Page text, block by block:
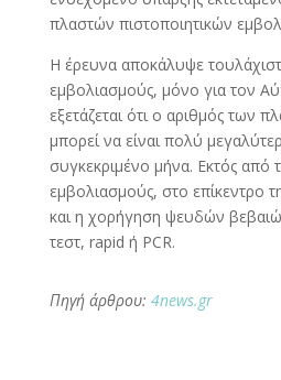
πλαστών πιστοποιητικών
Η έρευνα αποκάλυψε
εμβολιασμούς, μόνο για τον
εξετάζεται ότι ο αριθμός των
μπορεί να είναι πολύ
συγκεκριμένο μήνα. Εκτός από
εμβολιασμούς, στο επίκεντρο
και η χορήγηση ψευδών
τεστ, rapid ή PCR.
Πηγή άρθρου: 4news.gr